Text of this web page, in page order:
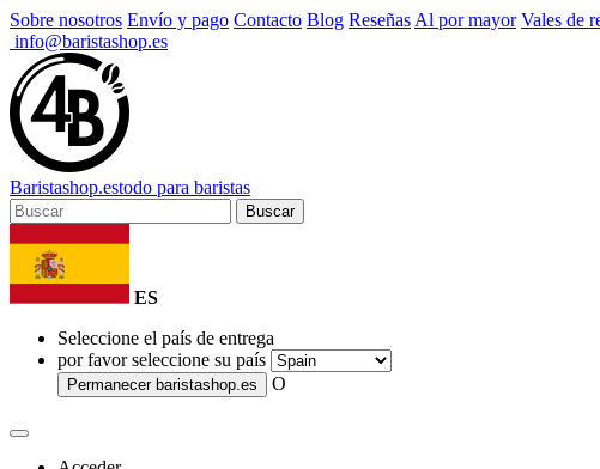
Sobre nosotros Envío y pago Contacto Blog Reseñas Al por mayor Vales de
info@baristashop.es
Baristashop.estodo para baristas
Buscar
ES
Seleccione el país de entrega
por favor seleccione su país
Permanecer baristashop.es O